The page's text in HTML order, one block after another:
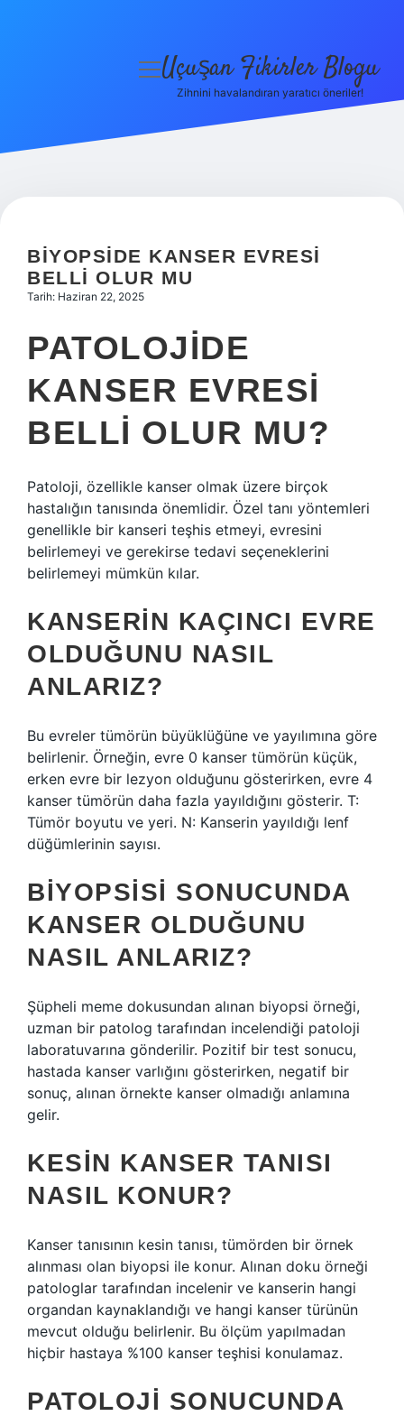
Hakkımızda
menüyü
Uçuşan Fikirler Blogu
Zihnini havalandıran yaratıcı öneriler!
BIYOPSIDE KANSER EVRESI
BELLI OLUR MU
Tarih: Haziran 22, 2025
PATOLOJIDE
KANSER EVRESI
BELLI OLUR MU?
Patoloji, özellikle kanser olmak üzere birçok
hastalığın tanısında önemlidir. Özel tanı yöntemleri
genellikle bir kanseri teşhis etmeyi, evresini
belirlemeyi ve gerekirse tedavi seçeneklerini
belirlemeyi mümkün kılar.
KANSERIN KAÇINCI EVRE
OLDUĞUNU NASIL
ANLARIZ?
Bu evreler tümörün büyüklüğüne ve yayılımına göre
belirlenir. Örneğin, evre 0 kanser tümörün küçük,
erken evre bir lezyon olduğunu gösterirken, evre 4
kanser tümörün daha fazla yayıldığını gösterir. T:
Tümör boyutu ve yeri. N: Kanserin yayıldığı lenf
düğümlerinin sayısı.
BIYOPSISI SONUCUNDA
KANSER OLDUĞUNU
NASIL ANLARIZ?
Şüpheli meme dokusundan alınan biyopsi örneği,
uzman bir patolog tarafından incelendiği patoloji
laboratuvarına gönderilir. Pozitif bir test sonucu,
hastada kanser varlığını gösterirken, negatif bir
sonuç, alınan örnekte kanser olmadığı anlamına
gelir.
KESIN KANSER TANISI
NASIL KONUR?
Kanser tanısının kesin tanısı, tümörden bir örnek
alınması olan biyopsi ile konur. Alınan doku örneği
patologlar tarafından incelenir ve kanserin hangi
organdan kaynaklandığı ve hangi kanser türünün
mevcut olduğu belirlenir. Bu ölçüm yapılmadan
hiçbir hastaya %100 kanser teşhisi konulamaz.
PATOLOJI SONUCUNDA